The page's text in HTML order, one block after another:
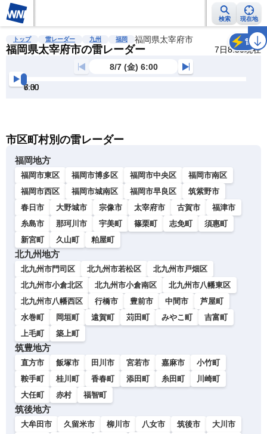
検索 現在地
雨雲レーダー 台風情報 地震情報 警報・注意報 2週間天気 ラ
トップ 雷レーダー 九州 福岡 福岡県太宰府市
福岡県太宰府市の雷レーダー 7日8:50現在
雷
8/7 (金) 6:00
6:00
6:30
7:00
7:30
8:00
8:30
市区町村別の雷レーダー
福岡地方
福岡市東区 福岡市博多区 福岡市中央区
福岡市南区
福岡市西区
福岡市城南区 福岡市早良区
筑紫野市
春日市
大野城市 宗像市 太宰府市 古賀市
福津市
糸島市
那珂川市 宇美町 篠栗町 志免町
須惠町
新宮町
久山町 粕屋町
北九州地方
北九州市門司区 北九州市若松区
北九州市戸畑区
北九州市小倉北区
北九州市小倉南区
北九州市八幡東区
北九州市八幡西区
行橋市 豊前市 中間市
芦屋町
水巻町
岡垣町 遠賀町 苅田町 みやこ町
吉富町
上毛町
築上町
筑豊地方
直方市 飯塚市 田川市 宮若市 嘉麻市
小竹町
鞍手町
桂川町 香春町 添田町 糸田町
川崎町
大任町
赤村 福智町
筑後地方
大牟田市 久留米市 柳川市 八女市 筑後市
大川市